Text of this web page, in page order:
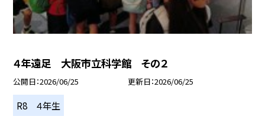
４年遠足 大阪市立科学館 その２
公開日 2026/06/25 更新日 2026/06/25
R8 ４年生